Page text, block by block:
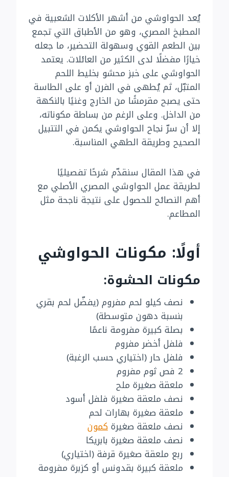
يُعد الحواوشي من أشهر الأكلات الشعبية في
المطبخ المصري، وهو من الأطباق التي تجمع
بين الطعم القوي وسهولة التحضير، ما جعله
خيارًا مفضلًا لدى الكثير من العائلات. يعتمد
الحواوشي على خبز محشو بخليط اللحم
المتبّل، ثم يُطهى في الفرن أو على الطاسة
حتى يصبح مقرمشًا من الخارج وغنيًا بالنكهة
من الداخل. وعلى الرغم من بساطة مكوناته،
إلا أن سرّ نجاح الحواوشي يكمن في التتبيل
الصحيح وطريقة الطهي المناسبة.
في هذا المقال سنقدّم شرحًا تفصيليًا
لطريقة عمل الحواوشي المصري الأصلي مع
أهم النصائح للحصول على نتيجة ناجحة مثل
المطاعم.
أولًا: مكونات الحواوشي
مكونات الحشوة:
نصف كيلو لحم مفروم (يفضّل لحم بقري
بنسبة دهون متوسطة)
بصلة كبيرة مفرومة ناعمًا
فلفل أخضر مفروم
فلفل حار (اختياري حسب الرغبة)
2 فص ثوم مفروم
ملعقة صغيرة ملح
نصف ملعقة صغيرة فلفل أسود
ملعقة صغيرة بهارات لحم
نصف ملعقة صغيرةكمون
نصف ملعقة صغيرة بابريكا
ربع ملعقة صغيرة قرفة (اختياري)
ملعقة كبيرة بقدونس أو كزبرة مفرومة